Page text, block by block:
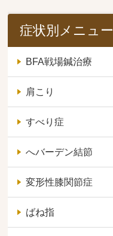
症状別メニュー
BFA戦場鍼治療
肩こり
すべり症
へバーデン結節
変形性膝関節症
ばね指